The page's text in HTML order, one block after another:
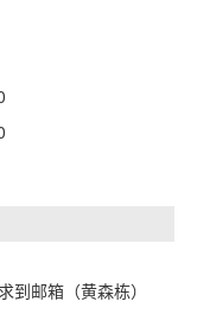
到邮箱（黄森栋）